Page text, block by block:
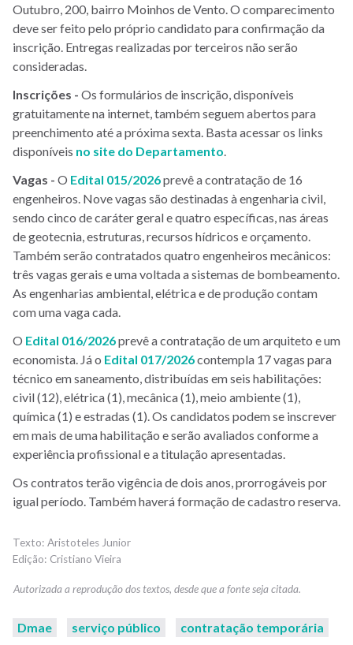
Outubro, 200, bairro Moinhos de Vento. O comparecimento
deve ser feito pelo próprio candidato para confirmação da
inscrição. Entregas realizadas por terceiros não serão
consideradas.
Inscrições - Os formulários de inscrição, disponíveis
gratuitamente na internet, também seguem abertos para
preenchimento até a próxima sexta. Basta acessar os links
disponíveis no site do Departamento
Vagas - O Edital 015/2026prevê a contratação de 16
engenheiros. Nove vagas são destinadas à engenharia civil,
sendo cinco de caráter geral e quatro específicas, nas áreas
de geotecnia, estruturas, recursos hídricos e orçamento.
Também serão contratados quatro engenheiros mecânicos:
três vagas gerais e uma voltada a sistemas de bombeamento.
As engenharias ambiental, elétrica e de produção contam
com uma vaga cada.
O Edital 016/2026prevê a contratação de um arquiteto e um
economista. Já o Edital 017/2026contempla 17 vagas para
técnico em saneamento, distribuídas em seis habilitações:
civil (12), elétrica (1), mecânica (1), meio ambiente (1),
química (1) e estradas (1). Os candidatos podem se inscrever
em mais de uma habilitação e serão avaliados conforme a
experiência profissional e a titulação apresentadas.
Os contratos terão vigência de dois anos, prorrogáveis por
igual período. Também haverá formação de cadastro reserva.
Aristoteles Junior
Cristiano Vieira
Dmae serviço público
contratação temporária